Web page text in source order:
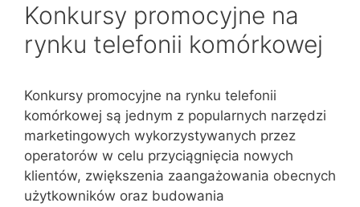
Konkursy promocyjne na
rynku telefonii komórkowej
Konkursy promocyjne na rynku telefonii
komórkowej są jednym z popularnych narzędzi
marketingowych wykorzystywanych przez
operatorów w celu przyciągnięcia nowych
klientów, zwiększenia zaangażowania obecnych
użytkowników oraz budowania